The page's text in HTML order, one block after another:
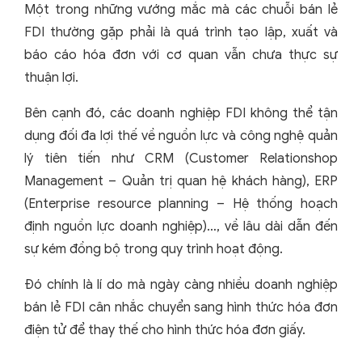
Một trong những vướng mắc mà các chuỗi bán lẻ
FDI thường gặp phải là quá trình tạo lập, xuất và
báo cáo hóa đơn với cơ quan vẫn chưa thực sự
thuận lợi.
Bên cạnh đó, các doanh nghiệp FDI không thể tận
dụng đối đa lợi thế về nguồn lực và công nghệ quản
lý tiên tiến như CRM (Customer Relationshop
Management – Quản trị quan hệ khách hàng), ERP
(Enterprise resource planning – Hệ thống hoạch
định nguồn lực doanh nghiệp)…, về lâu dài dẫn đến
sự kém đồng bộ trong quy trình hoạt động.
Đó chính là lí do mà ngày càng nhiều doanh nghiệp
bán lẻ FDI cân nhắc chuyển sang hình thức hóa đơn
điện tử để thay thế cho hình thức hóa đơn giấy.